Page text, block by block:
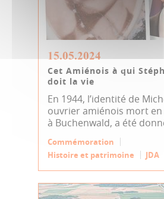
15.05.2024
Cet Amiénois à qui
doit la vie
En 1944, l’identité de
ouvrier amiénois mort
à Buchenwald, a été
Commémoration
Histoire et patrimoine
JDA